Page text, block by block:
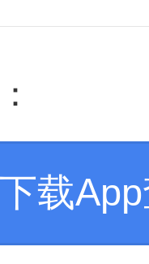
下载